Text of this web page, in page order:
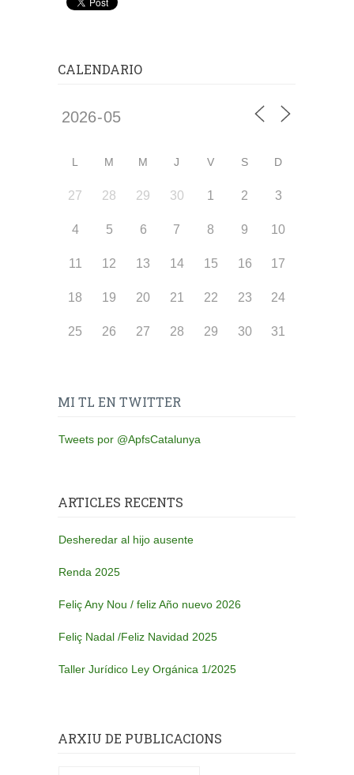
CALENDARIO
L M M J V S D
27 28 29 30 1 2 3
4 5 6 7 8 9 10
11 12 13 14 15 16 17
18 19 20 21 22 23 24
25 26 27 28 29 30 31
MI TL EN TWITTER
Tweets por @ApfsCatalunya
ARTICLES RECENTS
Desheredar al hijo ausente
Renda 2025
Feliç Any Nou / feliz Año nuevo 2026
Feliç Nadal /Feliz Navidad 2025
Taller Jurídico Ley Orgánica 1/2025
ARXIU DE PUBLICACIONS